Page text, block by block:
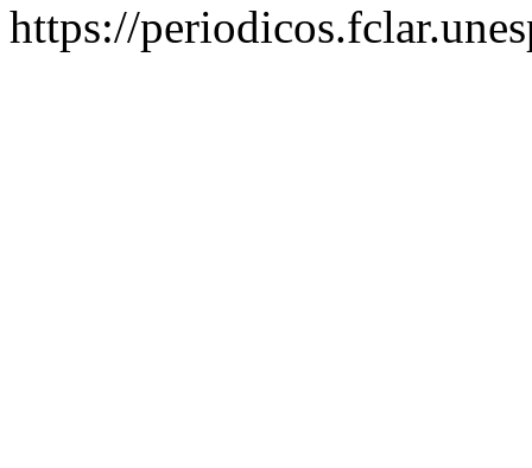
https://